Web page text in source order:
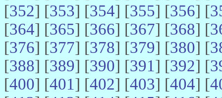
[352] [353] [354] [355] [356] [
[364] [365] [366] [367] [368] [
[376] [377] [378] [379] [380] [
[388] [389] [390] [391] [392] [
[400] [401] [402] [403] [404] [